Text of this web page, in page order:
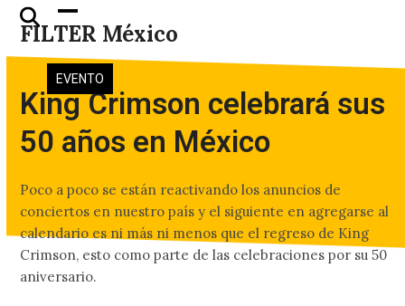
Skip
content
FILTER México
Open
mobile
menu
Close
mobile
menu
EVENTO
King Crimson celebrará sus
50 años en México
Poco a poco se están reactivando los anuncios de
conciertos en nuestro país y el siguiente en agregarse al
calendario es ni más ni menos que el regreso de King
Crimson, esto como parte de las celebraciones por su 50
aniversario.